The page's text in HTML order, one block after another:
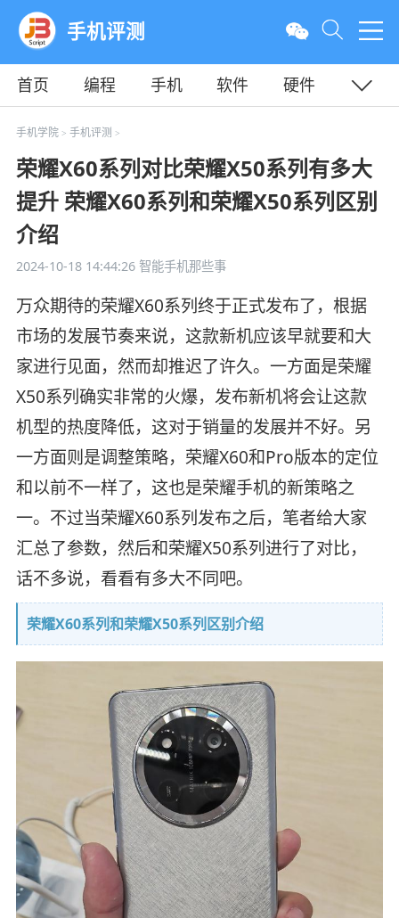
手机评测
首页 编程 手机 软件
硬件
教程
平面
手机学院> 手机评测 >
荣耀X60系列对比荣耀X50系列有多大
提升 荣耀X60系列和荣耀X50系列区别
介绍
2024-10-18 14:44:26智能手机那些事
万众期待的荣耀X60系列终于正式发布了，根据
市场的发展节奏来说，这款新机应该早就要和大
家进行见面，然而却推迟了许久。一方面是荣耀
X50系列确实非常的火爆，发布新机将会让这款
机型的热度降低，这对于销量的发展并不好。另
一方面则是调整策略，荣耀X60和Pro版本的定位
和以前不一样了，这也是荣耀手机的新策略之
一。不过当荣耀X60系列发布之后，笔者给大家
汇总了参数，然后和荣耀X50系列进行了对比，
话不多说，看看有多大不同吧。
荣耀X60系列和荣耀X50系列区别介绍